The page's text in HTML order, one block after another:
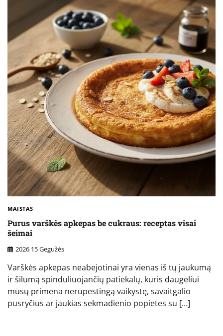
MAISTAS
Purus varškės apkepas be cukraus: receptas visai
šeimai
2026 15 Gegužės
Varškės apkepas neabejotinai yra vienas iš tų jaukumą
ir šilumą spinduliuojančių patiekalų, kuris daugeliui
mūsų primena nerūpestingą vaikystę, savaitgalio
pusryčius ar jaukias sekmadienio popietes su […]